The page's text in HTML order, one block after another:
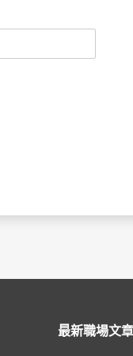
最新職場文章